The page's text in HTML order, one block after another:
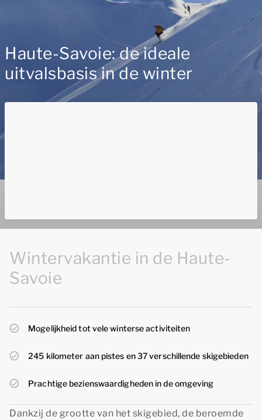
Haute-Savoie: de ideale
uitvalsbasis in de winter
Wintervakantie in de Haute-
Savoie
Mogelijkheid tot vele winterse activiteiten
245 kilometer aan pistes en 37 verschillende skigebieden
Prachtige bezienswaardigheden in de omgeving
Dankzij de grootte van het skigebied, de beroemde